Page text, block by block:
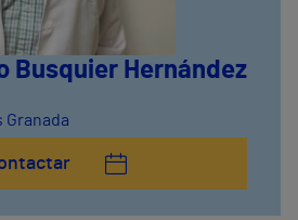
Busquier Hernández
Granada